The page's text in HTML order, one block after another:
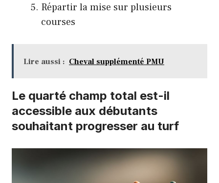
Répartir la mise sur plusieurs
courses
Lire aussi : Cheval supplémenté PMU
Le quarté champ total est-il
accessible aux débutants
souhaitant progresser au turf